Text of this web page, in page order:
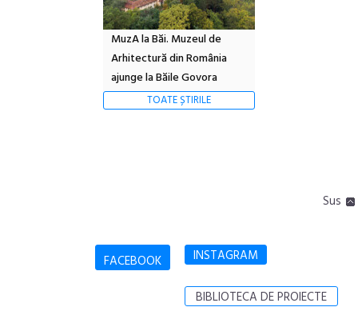
MuzA la Băi. Muzeul de
Arhitectură din România
ajunge la Băile Govora
TOATE ȘTIRILE
Sus
FACEBOOK INSTAGRAM
BIBLIOTECA DE PROIECTE